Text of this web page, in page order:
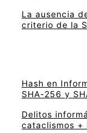
La ausencia
criterio de la
Hash en
SHA-256 y
Delitos
cataclismos +